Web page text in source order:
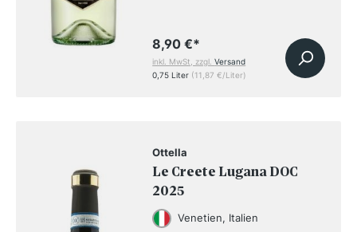
8,90 €*
inkl. MwSt, zzgl.Versand
0,75 Liter (11,87 €/Liter)
Ottella
Le Creete Lugana DOC
2025
Venetien, Italien